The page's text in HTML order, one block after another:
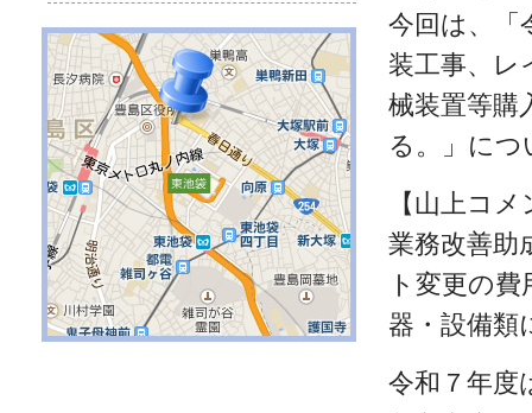
今回は、「
装工事、レ
械装置等購
る。」に
【山上コ
業務改善助
ト変更の
器・設備類
令和７年度